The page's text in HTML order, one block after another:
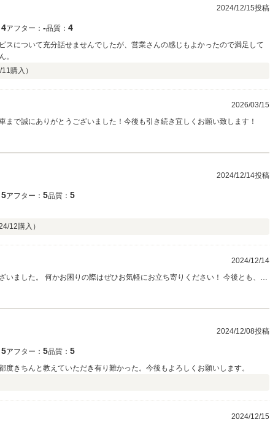
2024/12/15投稿
4アフター： ‐品質： 4
スについて充分話せませんでしたが、営業さんの感じもよかったので満足して
。
11購入）
2026/03/15
で誠にありがとうございました！今後も引き続き宜しくお願い致します！
2024/12/14投稿
5アフター： 5品質： 5
12購入）
2024/12/14
いました。 何かお困りの際はぜひお気軽にお立ち寄りください！ 今後とも、ど
2024/12/08投稿
5アフター： 5品質： 5
きちんと教えていただき有り難かった。今後もよろしくお願いします。
2024/12/15